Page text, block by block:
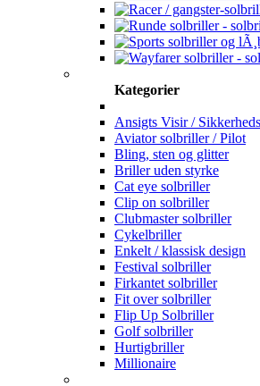
Kategorier
Ansigts Visir /
Aviator solbriller / Pilot
Bling, sten og glitter
Briller uden styrke
Cat eye solbriller
Clip on solbriller
Clubmaster solbriller
Cykelbriller
Enkelt / klassisk design
Festival solbriller
Firkantet solbriller
Fit over solbriller
Flip Up Solbriller
Golf solbriller
Hurtigbriller
Millionaire